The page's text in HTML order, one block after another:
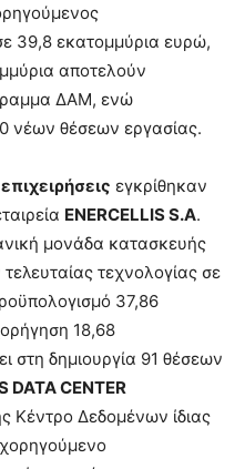
39,8 εκατομμύρια ευρώ,
αποτελούν
ΔΑΜ, ενώ
νέων θέσεων εργασίας.
εγκρίθηκαν
ENERCELLIS S.A.
μονάδα κατασκευής
τεχνολογίας σε
37,86
18,68
στη δημιουργία 91 θέσεων
DATA CENTER
Κέντρο Δεδομένων ίδιας